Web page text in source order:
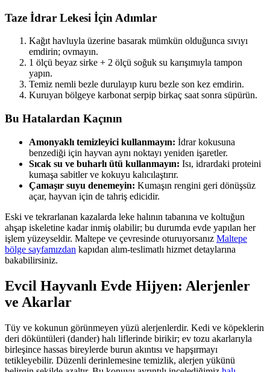
Taze İdrar Lekesi İçin Adımlar
Kağıt havluyla üzerine basarak mümkün olduğunca sıvıyı
emdirin; ovmayın.
1 ölçü beyaz sirke + 2 ölçü soğuk su karışımıyla tampon
yapın.
Temiz nemli bezle durulayıp kuru bezle son kez emdirin.
Kuruyan bölgeye karbonat serpip birkaç saat sonra süpürün.
Bu Hatalardan Kaçının
Amonyaklı temizleyici kullanmayın: İdrar kokusuna
benzediği için hayvan aynı noktayı yeniden işaretler.
Sıcak su ve buharlı ütü kullanmayın: Isı, idrardaki proteini
kumaşa sabitler ve kokuyu kalıcılaştırır.
Çamaşır suyu denemeyin: Kumaşın rengini geri dönüşsüz
açar, hayvan için de tahriş edicidir.
Eski ve tekrarlanan kazalarda leke halının tabanına ve koltuğun
ahşap iskeletine kadar inmiş olabilir; bu durumda evde yapılan her
işlem yüzeyseldir. Maltepe ve çevresinde oturuyorsanız Maltepe
bölge sayfamızdan kapıdan alım-teslimatlı hizmet detaylarına
bakabilirsiniz.
Evcil Hayvanlı Evde Hijyen: Alerjenler
ve Akarlar
Tüy ve kokunun görünmeyen yüzü alerjenlerdir. Kedi ve köpeklerin
deri döküntüleri (dander) halı liflerinde birikir; ev tozu akarlarıyla
birleşince hassas bireylerde burun akıntısı ve hapşırmayı
tetikleyebilir. Düzenli derinlemesine temizlik, alerjen yükünü